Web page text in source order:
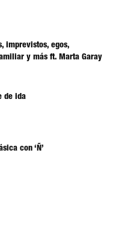
imprevistos, egos,
y más ft. Marta Garay
de ida
con ‘Ñ’